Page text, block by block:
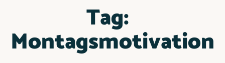
Tag:
Montagsmotivation